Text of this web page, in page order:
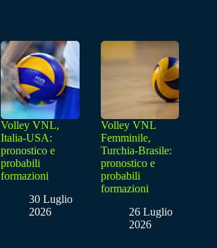
Volley VNL,
Italia-USA:
pronostico e
probabili
formazioni
30 Luglio
2026
Volley VNL
Femminile,
Turchia-Brasile:
pronostico e
probabili
formazioni
26 Luglio
2026